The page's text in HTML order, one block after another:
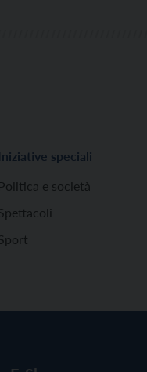
Iniziative speciali
Politica e società